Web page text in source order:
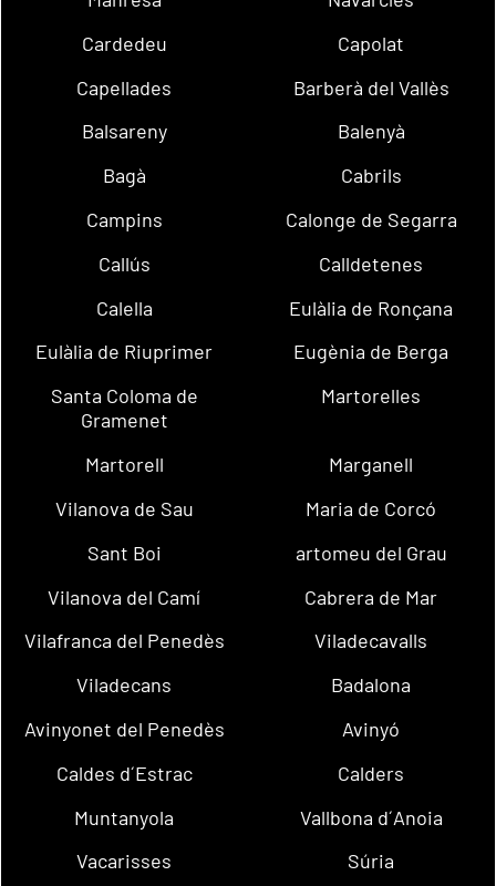
Cardedeu
Capolat
Capellades
Barberà del Vallès
Balsareny
Balenyà
Bagà
Cabrils
Campins
Calonge de Segarra
Callús
Calldetenes
Calella
Eulàlia de Ronçana
Eulàlia de Riuprimer
Eugènia de Berga
Santa Coloma de
Gramenet
Martorelles
Martorell
Marganell
Vilanova de Sau
Maria de Corcó
Sant Boi
artomeu del Grau
Vilanova del Camí
Cabrera de Mar
Vilafranca del Penedès
Viladecavalls
Viladecans
Badalona
Avinyonet del Penedès
Avinyó
Caldes d´Estrac
Calders
Muntanyola
Vallbona d´Anoia
Vacarisses
Súria